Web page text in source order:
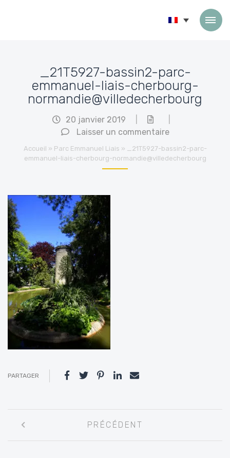
_21T5927-bassin2-parc-
emmanuel-liais-cherbourg-
normandie@villedecherbourg
20 janvier 2019
Laisser un commentaire
Accueil » Parc Emmanuel Liais » _21T5927-bassin2-parc-
emmanuel-liais-cherbourg-normandie@villedecherbourg
PARTAGER
entre
PRÉCÉDENT